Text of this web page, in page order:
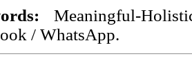
Meaningful-
/ WhatsApp.